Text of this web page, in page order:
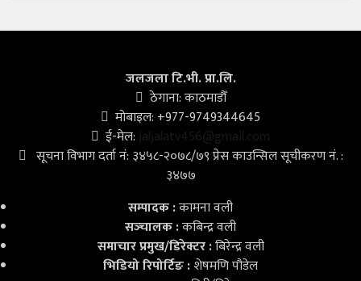
थप
जलजला टि.भी. प्रा.लि.
ठेगाना: काठमाडौँ
मोबाइल: +977-9749344645
ई-मेल: jaljalatv456@gmail.com
सूचना विभाग दर्ता नं: ३४५८-२०७८/७९ प्रेस काउन्सिल सूचीकरण नं. :
३४७७
सम्पादक :कामना वली
सञ्‍चालक :कबिन्द्र वली
समाचार प्रमुख/डिरेक्टर :बिरेन्द्र वली
भिडियोरिपोर्टिङ :शेषमणि पौडेल